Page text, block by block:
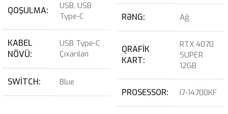
QOŞULMA USB, USB
Type-C
KABEL
NÖVÜ
USB Type-C
Çıxarılan
SWITCH Blue
RƏNG Ağ
QRAFIK
KART
RTX 4070
SUPER
12GB
PROSESSOR I7-14700KF